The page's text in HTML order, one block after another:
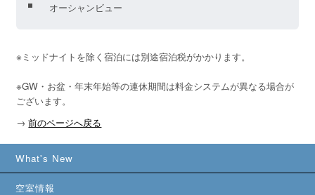
オーシャンビュー
※ミッドナイトを除く宿泊には別途宿泊税がかかります。
※GW・お盆・年末年始等の連休期間は料金システムが異なる場合が
ございます。
→ 前のページへ戻る
What's New
空室情報